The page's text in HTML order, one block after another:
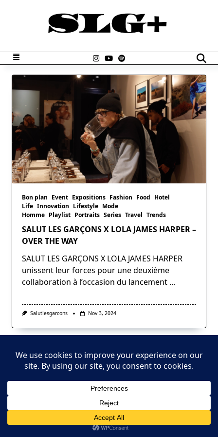
Bon plan Event Expositions Fashion Food Hotel
Life Innovation Lifestyle Mode
Homme Playlist Portraits Series Travel Trends
SALUT LES GARÇONS X LOLA JAMES HARPER –
OVER THE WAY
SALUT LES GARÇONS X LOLA JAMES HARPER
unissent leur forces pour une deuxième
collaboration à l’occasion du lancement ...
Salutlesgarcons Nov 3, 2024
Abonnez-Vous Publicité Privacy Policy
(CGV/CGU)
SLG+ TALK SHOW : Espresshow
SLG+ STUDIO